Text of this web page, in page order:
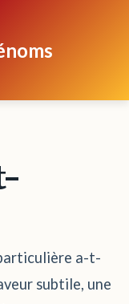
a-t-
subtile, une